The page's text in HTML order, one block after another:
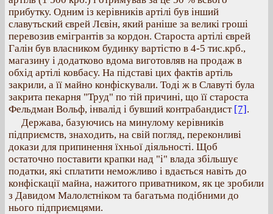
прибутку. Одним із керівників артілі був інший
славутьский єврей Лєвін, який раніше за великі гроші
перевозив емігрантів за кордон. Староста артілі єврей
Галін був власником будинку вартістю в 4-5 тис.крб.,
магазину і додатково вдома виготовляв на продаж в
обхід артілі ковбасу. На підставі цих фактів артіль
закрили, а її майно конфіскували. Тоді ж в Славуті була
закрита пекарня "Труд" по тій причині, що її староста
Фельдман Вольф, інвалід і бувший контрабандист [7].
Держава, базуючись на минулому керівників
підприємств, знаходить, на свій погляд, переконливі
докази для припинення їхньої діяльності. Щоб
остаточно поставити крапки над "і" влада збільшує
податки, які сплатити неможливо і вдається навіть до
конфіскації майна, нажитого приватником, як це зробили
з Давидом Малолєтніком та багатьма подібними до
нього підприємцями.